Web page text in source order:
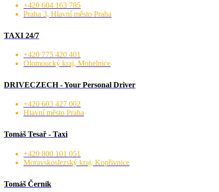
+420 604 163 785
Praha 3, Hlavní město Praha
TAXI 24/7
+420 775 420 401
Olomoucký kraj, Mohelnice
DRIVECZECH - Your Personal Driver
+420 603 427 002
Hlavní město Praha
Tomáš Tesař - Taxi
+420 800 101 051
Moravskoslezský kraj, Kopřivnice
Tomáš Černík